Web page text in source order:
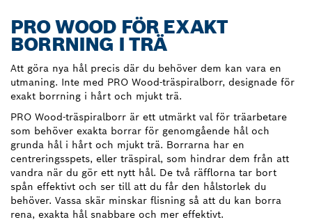
PRO WOOD FÖR EXAKT
BORRNING I TRÄ
Att göra nya hål precis där du behöver dem kan vara en
utmaning. Inte med PRO Wood-träspiralborr, designade för
exakt borrning i hårt och mjukt trä.
PRO Wood-träspiralborr är ett utmärkt val för träarbetare
som behöver exakta borrar för genomgående hål och
grunda hål i hårt och mjukt trä. Borrarna har en
centreringsspets, eller träspiral, som hindrar dem från att
vandra när du gör ett nytt hål. De två räfflorna tar bort
spån effektivt och ser till att du får den hålstorlek du
behöver. Vassa skär minskar flisning så att du kan borra
rena, exakta hål snabbare och mer effektivt.